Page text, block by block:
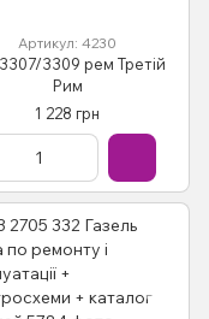
Артикул: 4230
3309 рем Третій
Рим
1 228 грн